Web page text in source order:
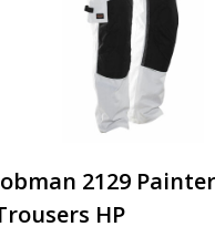
2129
HP